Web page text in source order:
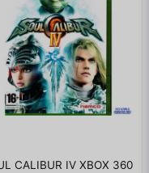
CALIBUR IV XBOX 360